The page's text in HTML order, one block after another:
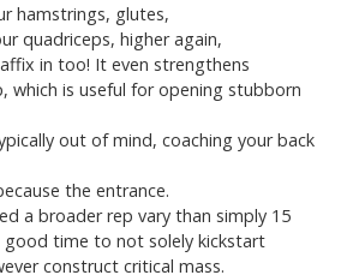
hamstrings, glutes,
quadriceps, higher again,
in too! It even strengthens
which is useful for opening stubborn
out of mind, coaching your back
the entrance.
a broader rep vary than simply 15
good time to not solely kickstart
construct critical mass.